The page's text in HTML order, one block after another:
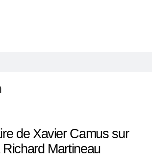
de Xavier Camus sur
Martineau